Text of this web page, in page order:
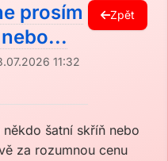
prosím
11:32
Zpět
šatní skříň nebo
za rozumnou cenu